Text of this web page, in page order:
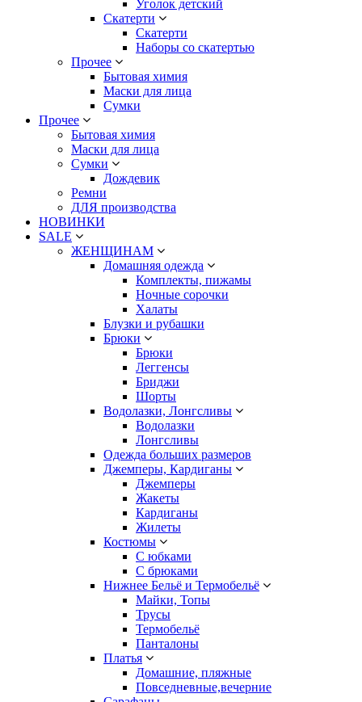
Уголок детский
Скатерти
Скатерти
Наборы со скатертью
Прочее
Бытовая химия
Маски для лица
Сумки
Прочее
Бытовая химия
Маски для лица
Сумки
Дождевик
Ремни
ДЛЯ производства
НОВИНКИ
SALE
ЖЕНЩИНАМ
Домашняя одежда
Комплекты, пижамы
Ночные сорочки
Халаты
Блузки и рубашки
Брюки
Брюки
Леггенсы
Бриджи
Шорты
Водолазки, Лонгсливы
Водолазки
Лонгсливы
Одежда больших размеров
Джемперы, Кардиганы
Джемперы
Жакеты
Кардиганы
Жилеты
Костюмы
С юбками
С брюками
Нижнее Бельё и Термобельё
Майки, Топы
Трусы
Термобельё
Панталоны
Платья
Домашние, пляжные
Повседневные,вечерние